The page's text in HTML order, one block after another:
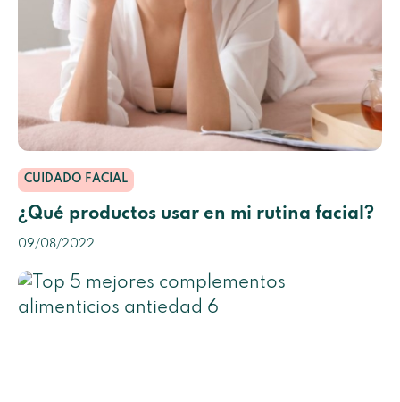
CUIDADO FACIAL
¿Qué productos usar en mi rutina facial?
09/08/2022